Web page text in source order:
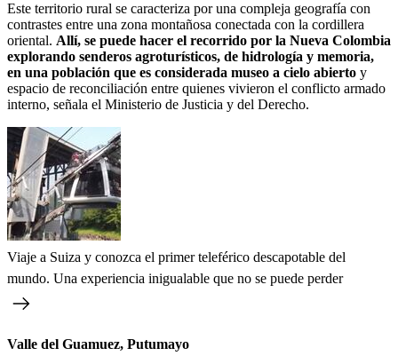
Este territorio rural se caracteriza por una compleja geografía con
contrastes entre una zona montañosa conectada con la cordillera
oriental. Allí, se puede hacer el recorrido por la Nueva Colombia
explorando senderos agroturísticos, de hidrología y memoria,
en una población que es considerada museo a cielo abierto y
espacio de reconciliación entre quienes vivieron el conflicto armado
interno, señala el Ministerio de Justicia y del Derecho.
Viaje a Suiza y conozca el primer teleférico descapotable del
mundo. Una experiencia inigualable que no se puede perder
Valle del Guamuez, Putumayo